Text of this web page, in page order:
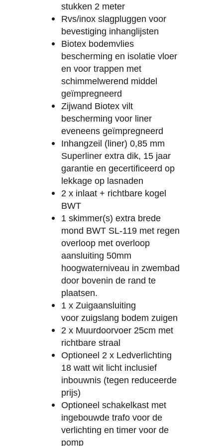
stukken 2 meter
Rvs/inox slagpluggen voor
bevestiging inhanglijsten
Biotex bodemvlies
bescherming en isolatie vloer
en voor trappen met
schimmelwerend middel
geïmpregneerd
Zijwand Biotex vilt
bescherming voor liner
eveneens geïmpregneerd
Inhangzeil (liner) 0,85 mm
Superliner extra dik, 15 jaar
garantie en gecertificeerd op
lekkage op lasnaden
2 x inlaat + richtbare kogel
BWT
1 skimmer(s) extra brede
mond BWT SL-119 met regen
overloop met overloop
aansluiting 50mm
hoogwaterniveau in zwembad
door bovenin de rand te
plaatsen.
1 x Zuigaansluiting
voor zuigslang bodem zuigen
2 x Muurdoorvoer 25cm met
richtbare straal
Optioneel 2 x Ledverlichting
18 watt wit licht inclusief
inbouwnis (tegen reduceerde
prijs)
Optioneel schakelkast met
ingebouwde trafo voor de
verlichting en timer voor de
pomp